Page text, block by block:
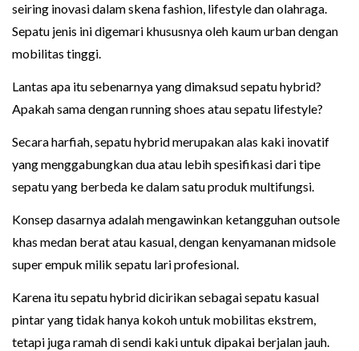
seiring inovasi dalam skena fashion, lifestyle dan olahraga.
Sepatu jenis ini digemari khususnya oleh kaum urban dengan
mobilitas tinggi.
Lantas apa itu sebenarnya yang dimaksud sepatu hybrid?
Apakah sama dengan running shoes atau sepatu lifestyle?
Secara harfiah, sepatu hybrid merupakan alas kaki inovatif
yang menggabungkan dua atau lebih spesifikasi dari tipe
sepatu yang berbeda ke dalam satu produk multifungsi.
Konsep dasarnya adalah mengawinkan ketangguhan outsole
khas medan berat atau kasual, dengan kenyamanan midsole
super empuk milik sepatu lari profesional.
Karena itu sepatu hybrid dicirikan sebagai sepatu kasual
pintar yang tidak hanya kokoh untuk mobilitas ekstrem,
tetapi juga ramah di sendi kaki untuk dipakai berjalan jauh.